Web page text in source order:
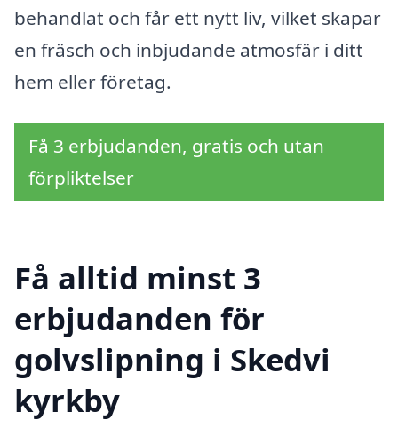
behandlat och får ett nytt liv, vilket skapar
en fräsch och inbjudande atmosfär i ditt
hem eller företag.
Få 3 erbjudanden, gratis och utan
förpliktelser
Få alltid minst 3
erbjudanden för
golvslipning i Skedvi
kyrkby